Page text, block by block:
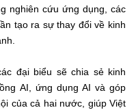
nghiên cứu ứng dụng, các
tạo ra sự thay đổi về kinh
đại biểu sẽ chia sẻ kinh
AI, ứng dụng AI và góp
của cả hai nước, giúp Việt